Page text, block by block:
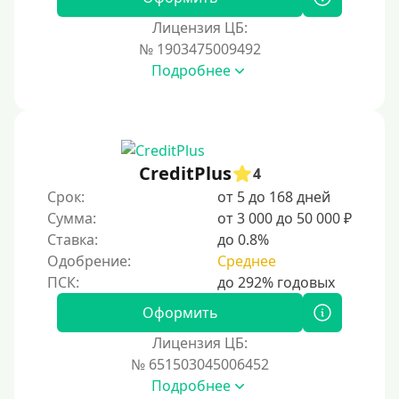
На карту с нулевым балансом
На дебетовую карту
На кредитную карту
На виртуальную карту
На неименную карту
На именную карту
На зарплатную карту
На чужую карту без отказа
Лицензия ЦБ:
№ 1903475009492
Подробнее
CreditPlus
4
Срок:
от 5 до 168 дней
Сумма:
от 3 000 до 50 000 ₽
Ставка:
до 0.8%
Одобрение:
Среднее
Оформить
Лицензия ЦБ:
№ 651503045006452
Подробнее